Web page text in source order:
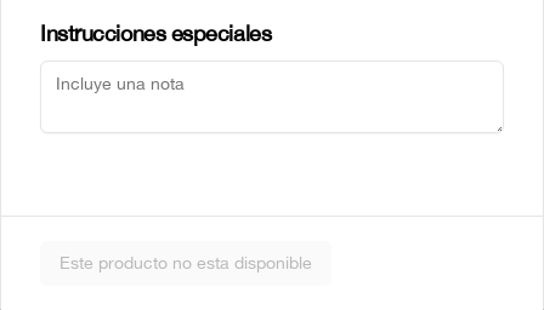
Instrucciones especiales
Este producto no esta disponible